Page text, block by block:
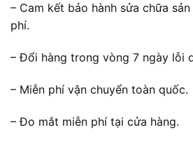
– Cam kết bảo hành sửa chữa
phí.
– Đổi hàng trong vòng 7 ngày lỗi
– Miễn phí vận chuyển toàn quốc.
– Đo mắt miễn phí tại cửa hàng.